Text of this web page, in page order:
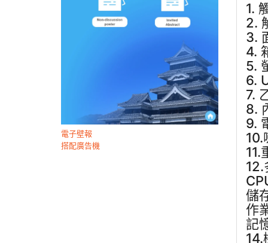
1.
2.
3.
4.
5.
6.
7.
8.
9.
10.
11.
12.
儲
作
記
電子壁報
搭配廣告機